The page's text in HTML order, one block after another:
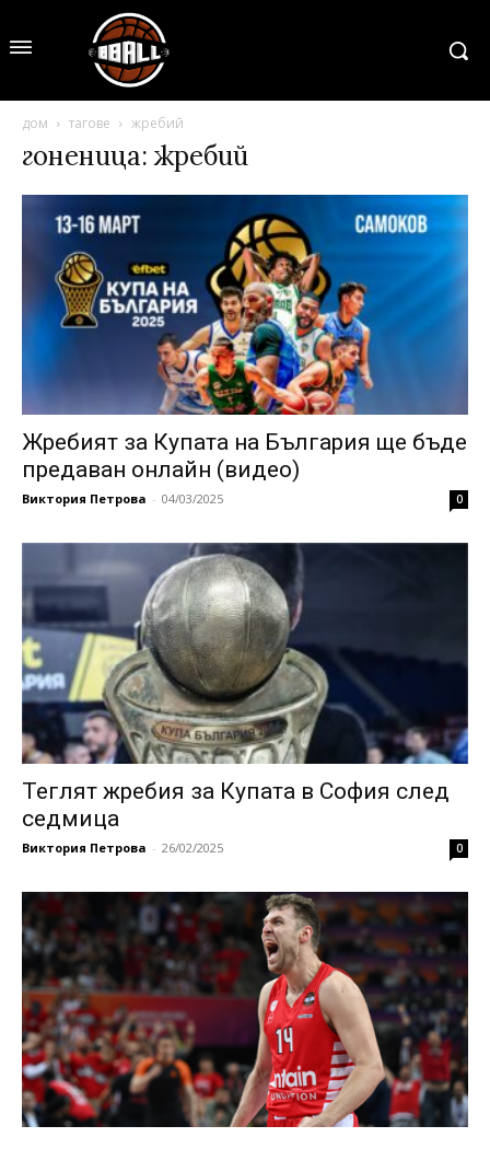
дом тагове жребий
гоненица: жребий
Жребият за Купата на България ще бъде
предаван онлайн (видео)
Виктория Петрова - 04/03/2025 0
Теглят жребия за Купата в София след
седмица
Виктория Петрова - 26/02/2025 0